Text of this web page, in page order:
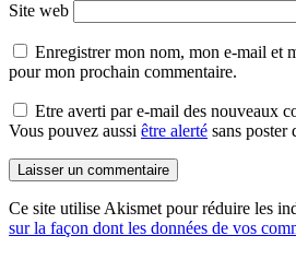
Site web
Enregistrer mon nom, mon e-mail et
pour mon prochain commentaire.
Etre averti par e-mail des nouveaux
Vous pouvez aussi être alerté sans poster
Ce site utilise Akismet pour réduire les
sur la façon dont les données de vos